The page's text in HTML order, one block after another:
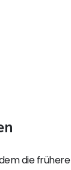
die